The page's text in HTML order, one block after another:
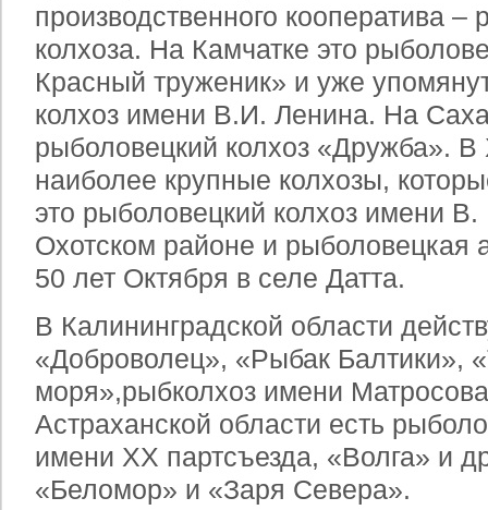
производственного кооператива –
колхоза. На Камчатке это
Красный труженик» и уже
колхоз имени В.И. Ленина. На
рыболовецкий колхоз «Дружба». В
наиболее крупные колхозы,
это рыболовецкий колхоз имени
Охотском районе и рыболовецкая
50 лет Октября в селе Датта.
В Калининградской области
«Доброволец», «Рыбак Балтики»,
моря»,рыбколхоз имени Матросова
Астраханской области есть
имени ХХ партсъезда, «Волга» и
«Беломор» и «Заря Севера».